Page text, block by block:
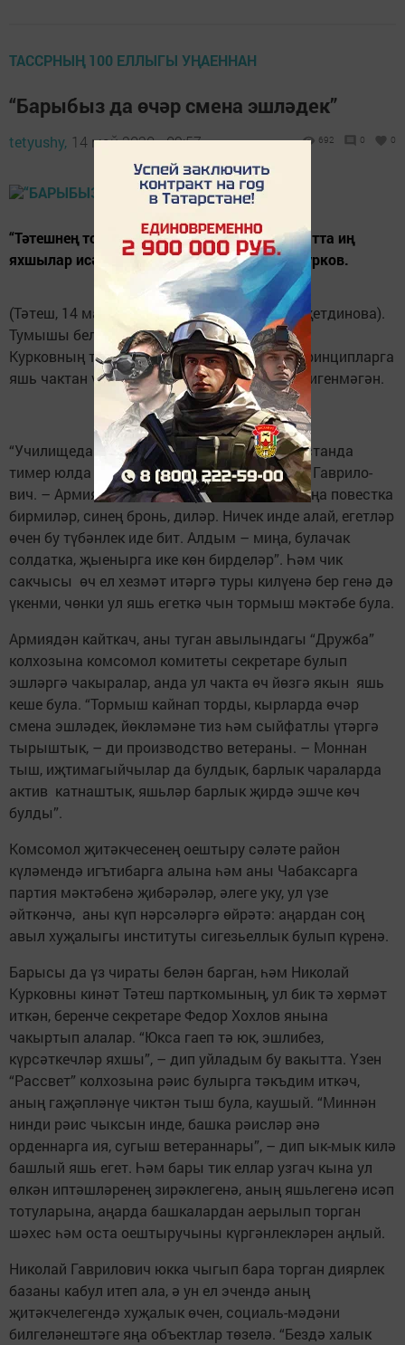
ТАССРНЫҢ 100 ЕЛЛЫГЫ УҢАЕННАН
“Барыбыз да өчәр смена эшләдек”
tetyushy, 14 май 2020 - 09:57 692 0 0
“Тәтешнең товар җитештерүчеләре һәрвакытта иң
яхшылар исәбендә булды”, – ди Николай Курков.
(Тәтеш, 14 май, "Тәтеш таңнары", Галина Таҗетдинова).
Тумышы белән Урюмнан булган Николай
Курковның теге яки бу вакыйгаларга һәм принципларга
яшь чактан үз карашы булган, ул алардан чигенмәгән.
“Училище­дан соң, юллама буенча Башкортстанда
тимер юлда эшләдем, – дип сөйли Николай Гаврило­
вич. – Армиядә хезмәт итәр чак җитте, ә миңа повестка
бирмиләр, синең бронь, диләр. Ничек инде алай, егетләр
өчен бу түбәнлек иде бит. Алдым – миңа, булачак
солдатка, җыенырга ике көн бирделәр”. Һәм чик
сакчысы өч ел хезмәт итәргә туры килүенә бер генә дә
үкенми, чөнки ул яшь егеткә чын тормыш мәктәбе була.
Армиядән кайткач, аны туган авылындагы “Дружба”
колхозына комсомол комитеты сек­ретаре булып
эшләргә чакыралар, анда ул чакта өч йөзгә якын яшь
кеше була. “Тормыш кайнап торды, кырларда өчәр
смена эшләдек, йөкләмәне тиз һәм сыйфатлы үтәргә
тырыштык, – ди производство ветераны. – Моннан
тыш, иҗтимагыйчылар да булдык, барлык чараларда
актив катнаштык, яшьләр барлык җирдә эшче көч
булды”.
Комсомол җитәкчесенең оештыру сәләте район
күләмендә игътибарга алына һәм аны Чабаксарга
партия мәктәбенә җибәрәләр, әлеге уку, ул үзе
әйткәнчә, аны күп нәрсәләргә өйрәтә: аңардан соң
авыл хуҗалыгы институты сигезьеллык булып күренә.
Барысы да үз чираты белән барган, һәм Николай
Курковны кинәт Тәтеш парткомының, ул бик тә хөрмәт
иткән, беренче сек­ретаре Федор Хохлов янына
чакыртып алалар. “Юкса гаеп тә юк, эшлибез,
күрсәткечләр яхшы”, – дип уйладым бу вакытта. Үзен
“Рассвет” колхозына рәис булырга тәкъдим иткәч,
аның гаҗәпләнүе чиктән тыш була, кау­шый. “Миннән
нинди рәис чыксын инде, башка рәисләр әнә
орденнарга ия, сугыш ветераннары”, – дип ык-мык килә
башлый яшь егет. Һәм бары тик еллар узгач кына ул
өлкән иптәшләренең зирәклегенә, аның яшьлегенә исәп
тотуларына, аңарда башкалардан аерылып торган
шәхес һәм оста оештыручыны күргәнлекләрен аңлый.
Николай Гаврилович юкка чыгып бара торган диярлек
базаны кабул итеп ала, ә ун ел эчендә аның
җитәкчелегендә хуҗалык өчен, социаль-мәдәни
билгеләнештәге яңа объектлар төзелә. “Бездә халык